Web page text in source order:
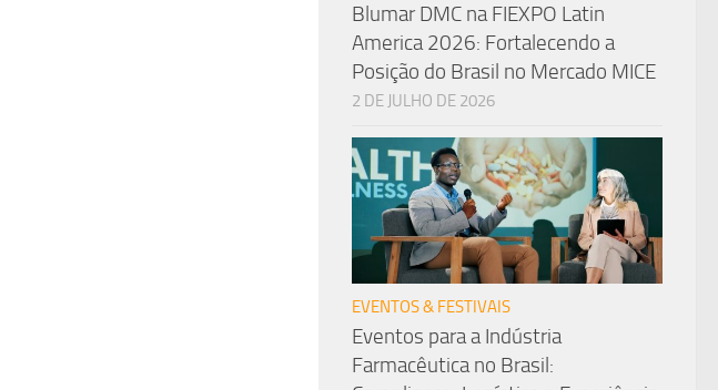
Blumar DMC na FIEXPO Latin
America 2026: Fortalecendo a
Posição do Brasil no Mercado MICE
2 DE JULHO DE 2026
EVENTOS & FESTIVAIS
Eventos para a Indústria
Farmacêutica no Brasil: